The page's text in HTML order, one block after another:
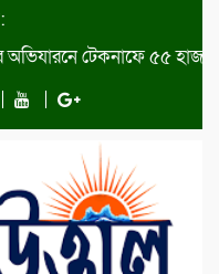
টেকনাফে ৫৫ হাজার